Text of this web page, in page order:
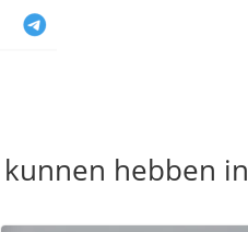
hebben in